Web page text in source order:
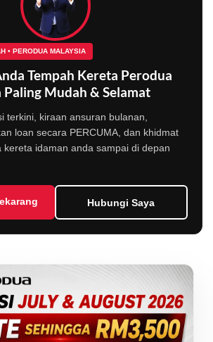
• PERODUA MALAYSIA
Tempah Kereta Perodua
Paling Mudah & Selamat
terkini, kiraan ansuran bulanan,
loan secara PERCUMA, dan khidmat
kereta idaman anda sampai di depan
Hubungi Saya